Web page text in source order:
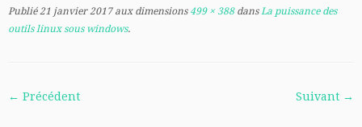
Publié 21 janvier 2017aux dimensions499 × 388dansLa puissance des
outils linux sous windows.
← Précédent Suivant →